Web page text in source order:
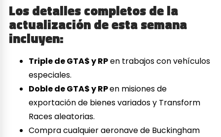
Los detalles completos de la
actualización de esta semana
incluyen:
Triple de GTA$ y RPen trabajos con vehículos
especiales.
Doble de GTA$ y RPen misiones de
exportación de bienes variados y Transform
Races aleatorias.
Compra cualquier aeronave de Buckingham